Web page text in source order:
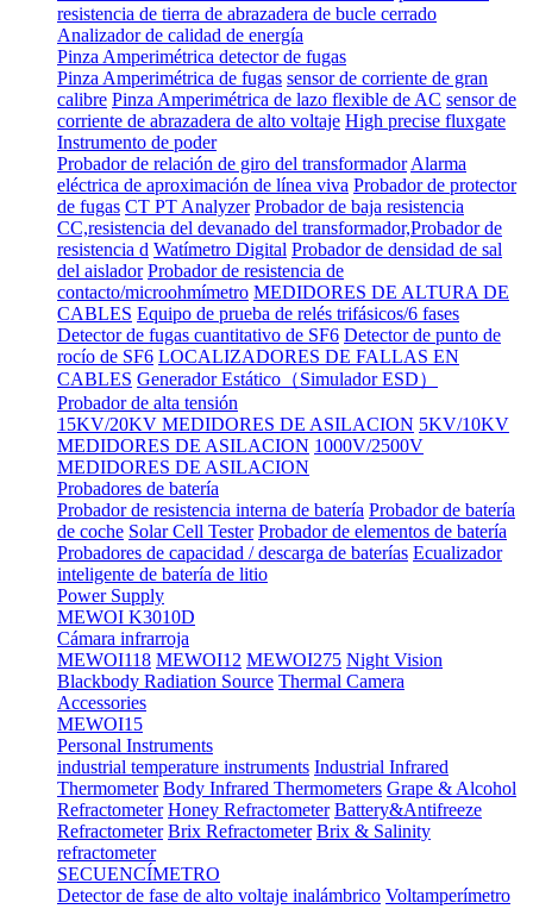
resistencia de tierra de abrazadera de bucle cerrado
Analizador de calidad de energía
Pinza Amperimétrica detector de fugas
Pinza Amperimétrica de fugas sensor de corriente de gran
calibre Pinza Amperimétrica de lazo flexible de AC sensor de
corriente de abrazadera de alto voltaje High precise fluxgate
Instrumento de poder
Probador de relación de giro del transformador Alarma
eléctrica de aproximación de línea viva Probador de protector
de fugas CT PT Analyzer Probador de baja resistencia
CC,resistencia del devanado del transformador,Probador de
resistencia d Watímetro Digital Probador de densidad de sal
del aislador Probador de resistencia de
contacto/microohmímetro MEDIDORES DE ALTURA DE
CABLES Equipo de prueba de relés trifásicos/6 fases
Detector de fugas cuantitativo de SF6 Detector de punto de
rocío de SF6 LOCALIZADORES DE FALLAS EN
CABLES Generador Estático（Simulador ESD）
Probador de alta tensión
15KV/20KV MEDIDORES DE ASILACION 5KV/10KV
MEDIDORES DE ASILACION 1000V/2500V
MEDIDORES DE ASILACION
Probadores de batería
Probador de resistencia interna de batería Probador de batería
de coche Solar Cell Tester Probador de elementos de batería
Probadores de capacidad / descarga de baterías Ecualizador
inteligente de batería de litio
Power Supply
MEWOI K3010D
Cámara infrarroja
MEWOI118 MEWOI12 MEWOI275 Night Vision
Blackbody Radiation Source Thermal Camera
Accessories
MEWOI15
Personal Instruments
industrial temperature instruments Industrial Infrared
Thermometer Body Infrared Thermometers Grape & Alcohol
Refractometer Honey Refractometer Battery&Antifreeze
Refractometer Brix Refractometer Brix & Salinity
refractometer
SECUENCÍMETRO
Detector de fase de alto voltaje inalámbrico Voltamperímetro